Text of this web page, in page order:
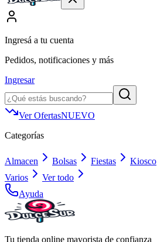
Ingresá a tu cuenta
Pedidos, notificaciones y más
Ingresar
Ver OfertasNUEVO
Categorías
Almacen Bolsas Fiestas Kiosco
Varios
Ver todo
Ayuda
Tu tienda online mayorista de confianza